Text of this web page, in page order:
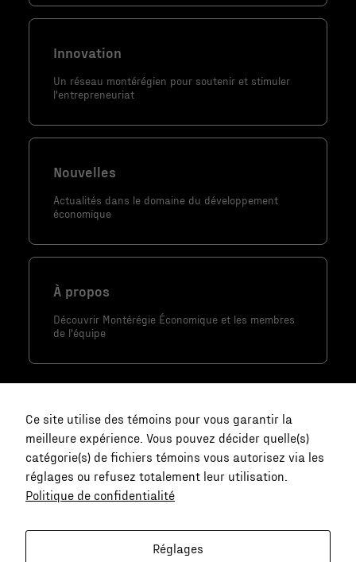
Innovation
Un réseau montérégien pour soutenir et stimuler
l'entrepreneuriat
Nouvelles
Actualités dans le domaine du développement
économique
À propos
Découvrir Montérégie Économique et les membres
de l'équipe
communication@monteregie-
Ce site utilise des témoins pour vous garantir la
meilleure expérience. Vous pouvez décider quelle(s)
catégorie(s) de fichiers témoins vous autorisez via les
réglages ou refusez totalement leur utilisation.
Politique de confidentialité
Réglages